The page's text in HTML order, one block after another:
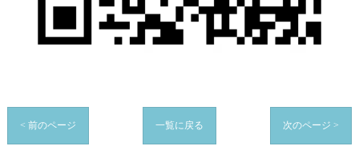
< 前のページ 一覧に戻る 次のページ >